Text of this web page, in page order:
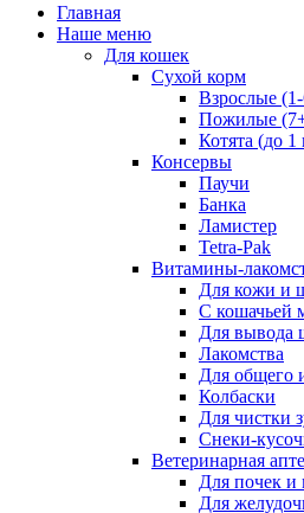
Главная
Наше меню
Для кошек
Сухой корм
Взрослые
Пожилые
Котята (до
Консервы
Паучи
Банка
Ламистер
Tetra-Pak
Витамины-
Для кожи и
С кошачьей
Для вывода
Лакомства
Для общего
Колбаски
Для чистки
Снеки-
Ветеринарная
Для почек и
Для